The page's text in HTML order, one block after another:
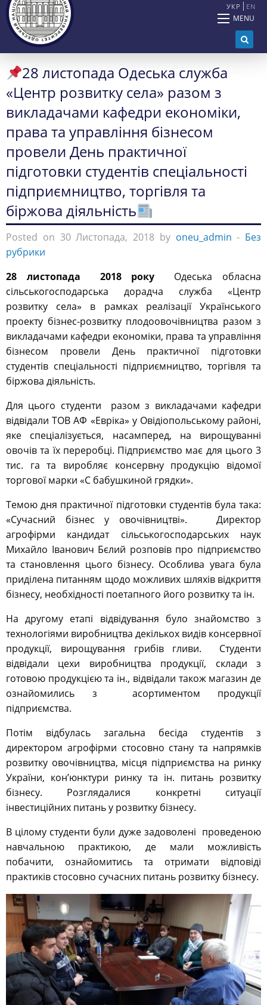
УКР EN
MENU
28 листопада Одеська служба
«Центр розвитку села» разом з
викладачами кафедри економіки,
права та управління бізнесом
провели День практичної
підготовки студентів спеціальності
підприємництво, торгівля та
біржова діяльність
Posted on 30 Листопада, 2018 by oneu_admin - Без
рубрики
28 листопада 2018 року
Одеська обласна
сільськогосподарська дорадча служба «Центр
розвитку села» в рамках реалізації Українського
проекту бізнес-розвитку плодоовочівництва разом з
викладачами кафедри економіки, права та управління
бізнесом провели День практичної підготовки
студентів спеціальності підприємництво, торгівля та
біржова діяльність.
Для цього студенти разом з викладачами кафедри
відвідали ТОВ АФ «Евріка» у Овідіопольському районі,
яке спеціалізується, насамперед, на вирощуванні
овочів та їх переробці. Підприємство має для цього 3
тис. га та виробляє консервну продукцію відомої
торгової марки «С бабушкиной грядки».
Темою дня практичної підготовки студентів була така:
«Сучасний бізнес у овочівництві». Директор
агрофірми кандидат сільськогосподарських наук
Михайло Іванович Бєлий розповів про підприємство
та становлення цього бізнесу. Особлива увага була
приділена питанням щодо можливих шляхів відкриття
бізнесу, необхідності поетапного його розвитку та ін.
На другому етапі відвідування було знайомство з
технологіями виробництва декількох видів консервної
продукції, вирощування грибів гливи. Студенти
відвідали цехи виробництва продукції, склади з
готовою продукцією та ін., відвідали також магазин де
ознайомились з асортиментом продукції
підприємства.
Потім відбулась загальна бесіда студентів з
директором агрофірми стосовно стану та напрямків
розвитку овочівництва, місця підприємства на ринку
України, кон’юнктури ринку та ін. питань розвитку
бізнесу. Розглядалися конкретні ситуації
інвестиційних питань у розвитку бізнесу.
В цілому студенти були дуже задоволені проведеною
навчальною практикою, де мали можливість
побачити, ознайомитись та отримати відповіді
практиків стосовно сучасних питань розвитку бізнесу.